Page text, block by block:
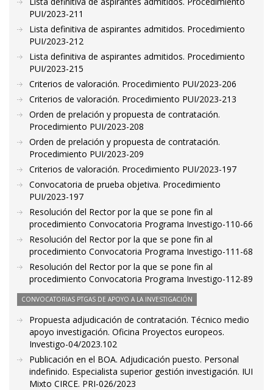
PUI/2023-211
Lista definitiva de aspirantes admitidos. Procedimiento
PUI/2023-212
Lista definitiva de aspirantes admitidos. Procedimiento
PUI/2023-215
Criterios de valoración. Procedimiento PUI/2023-206
Criterios de valoración. Procedimiento PUI/2023-213
Orden de prelación y propuesta de contratación.
Procedimiento PUI/2023-208
Orden de prelación y propuesta de contratación.
Procedimiento PUI/2023-209
Criterios de valoración. Procedimiento PUI/2023-197
Convocatoria de prueba objetiva. Procedimiento
PUI/2023-197
Resolución del Rector por la que se pone fin al
procedimiento Convocatoria Programa Investigo-110-66
Resolución del Rector por la que se pone fin al
procedimiento Convocatoria Programa Investigo-111-68
Resolución del Rector por la que se pone fin al
procedimiento Convocatoria Programa Investigo-112-89
CONVOCATORIAS PTGAS DE APOYO A LA INVESTIGACIÓN
Propuesta adjudicación de contratación. Técnico medio
apoyo investigación. Oficina Proyectos europeos.
Investigo-04/2023.102
Publicación en el BOA. Adjudicación puesto. Personal
indefinido. Especialista superior gestión investigación. IUI
Mixto CIRCE. PRI-026/2023